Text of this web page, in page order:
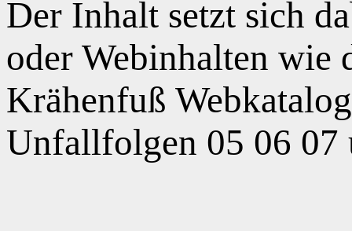
Der Inhalt setzt sich
oder Webinhalten wie
Krähenfuß
Unfallfolgen 05 06 07